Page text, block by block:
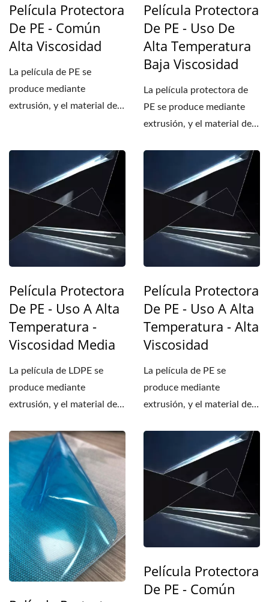
Película Protectora
De PE - Común
Alta Viscosidad
La película de PE se
produce mediante
extrusión, y el material de
Película Protectora
De PE - Uso De
Alta Temperatura
Baja Viscosidad
La película protectora de
PE se produce mediante
extrusión, y el material de
Película Protectora
De PE - Uso A Alta
Temperatura -
Viscosidad Media
La película de LDPE se
produce mediante
extrusión, y el material de
Película Protectora
De PE - Uso A Alta
Temperatura - Alta
Viscosidad
La película de PE se
produce mediante
extrusión, y el material de
Película Protectora
De PE - Común